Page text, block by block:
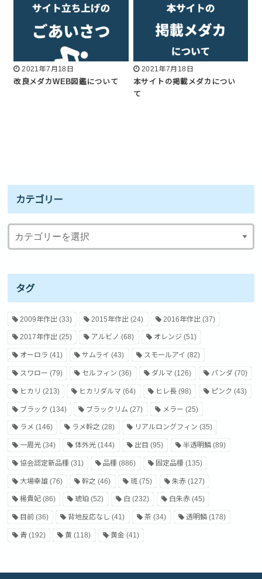
2021年7月18日
改良メダカWEB図鑑について
2021年7月18日
本サイトの掲載メダカについ
て
カテゴリー
タグ
2009年作出 (33) 2015年作出 (24) 2016年作出 (37)
2017年作出 (25) アルビノ (68) オレンジ (51)
オーロラ (41) サムライ (43) スモールアイ (82)
スワロー (79) セルフィン (36) ダルマ (126) パンダ(70)
ヒカリ (213) ヒカリダルマ (64) ヒレ長 (98) ピンク (43)
ブラック (134) ブラックリム (27) メラー (25)
ラメ (146) ラメ幹之 (28) リアルロングフィン (35)
一周光(34) 体外光 (144) 出目 (95) 半透明鱗(89)
協会認定新品種 (31) 品種 (886) 固定品種 (135)
大場幸雄(76) 幹之 (46) 斑 (75) 朱赤(127)
楊貴妃(86) 琥珀 (52) 白 (232) 白朱赤(45)
目前(36) 背地反応なし (41) 茶 (34) 透明鱗(178)
青(192) 黄 (118) 黄金 (41)